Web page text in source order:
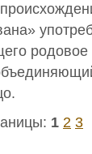
1 2 3